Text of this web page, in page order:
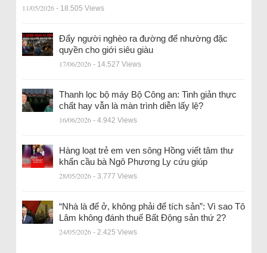
11/05/2026 - 18.505 Views
Đẩy người nghèo ra đường để nhường đặc
quyền cho giới siêu giàu
17/06/2026 - 14.527 Views
Thanh lọc bộ máy Bộ Công an: Tinh giản thực
chất hay vẫn là màn trình diễn lấy lệ?
16/06/2026 - 4.942 Views
Hàng loạt trẻ em ven sông Hồng viết tâm thư
khẩn cầu bà Ngô Phương Ly cứu giúp
28/05/2026 - 3.777 Views
“Nhà là để ở, không phải để tích sản”: Vì sao Tô
Lâm không đánh thuế Bất Động sản thứ 2?
24/05/2026 - 2.425 Views